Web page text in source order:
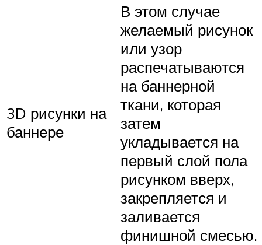
3D рисунки на
баннере
В этом случае
желаемый рисунок
или узор
распечатываются
на баннерной
ткани, которая
затем
укладывается на
первый слой пола
рисунком вверх,
закрепляется и
заливается
финишной смесью.